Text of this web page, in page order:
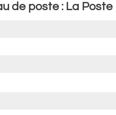
de poste : La